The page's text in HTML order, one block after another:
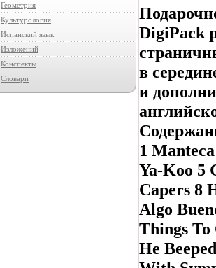
Геометрия
Культурология
Испанский язык
Изложений
Конспекты
Словари
DigiPack
в
и
1
Ya-Koo 5
Capers 8
Algo
Things
He